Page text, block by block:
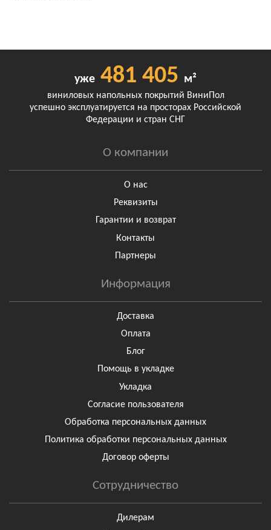
уже 481 405 м²
виниловых напольных покрытий ВиниПол
успешно эксплуатируется на просторах Российской
Федерации и стран СНГ
О компании
О нас
Реквизиты
Гарантии и возврат
Контакты
Партнеры
Информация
Доставка
Оплата
Блог
Помощь в укладке
Укладка
Согласие пользователя
Обработка персональных данных
Политика обработки персональных данных
Договор оферты
Сотрудничество
Дилерам